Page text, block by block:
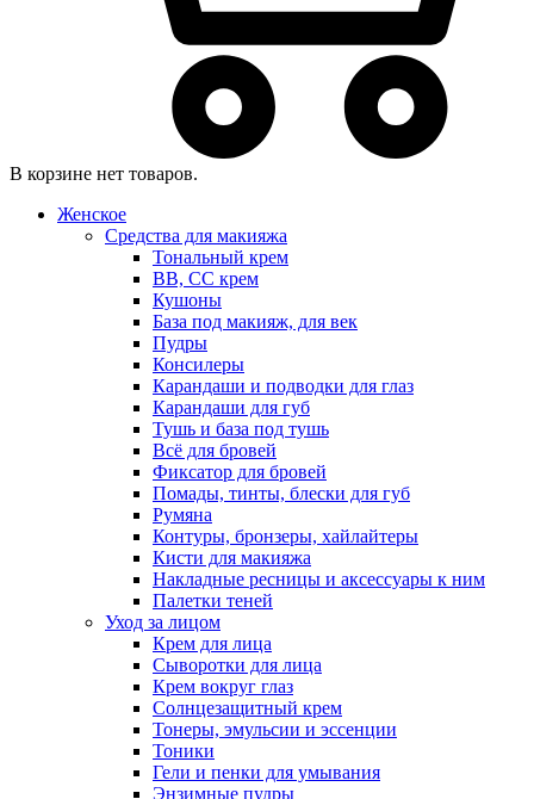
В корзине нет товаров.
Женское
Средства для макияжа
Тональный крем
BB, CC крем
Кушоны
База под макияж, для век
Пудры
Консилеры
Карандаши и подводки для глаз
Карандаши для губ
Тушь и база под тушь
Всё для бровей
Фиксатор для бровей
Помады, тинты, блески для губ
Румяна
Контуры, бронзеры, хайлайтеры
Кисти для макияжа
Накладные ресницы и аксессуары к ним
Палетки теней
Уход за лицом
Крем для лица
Сыворотки для лица
Крем вокруг глаз
Солнцезащитный крем
Тонеры, эмульсии и эссенции
Тоники
Гели и пенки для умывания
Энзимные пудры